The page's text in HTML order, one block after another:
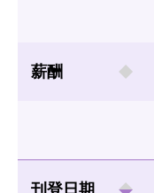
薪酬
刊登日期